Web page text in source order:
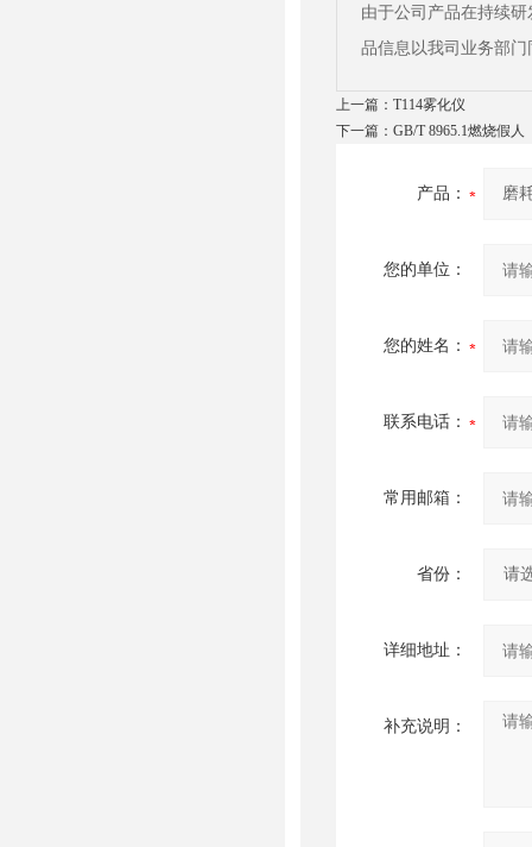
由于公司产品在持续
品信息以我司业务部
上一篇： T114雾化仪
下一篇： GB/T 8965.1燃烧假人
产品：
您的单位：
您的姓名：
联系电话：
常用邮箱：
省份：
详细地址：
补充说明：